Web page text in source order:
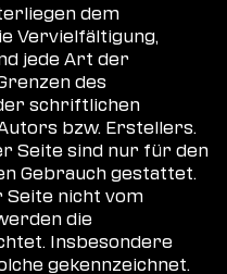
dem
Vervielfältigung,
jede Art der
des
schriftlichen
bzw. Erstellers.
Seite sind nur für den
Gebrauch gestattet.
Seite nicht vom
die
Insbesondere
gekennzeichnet.